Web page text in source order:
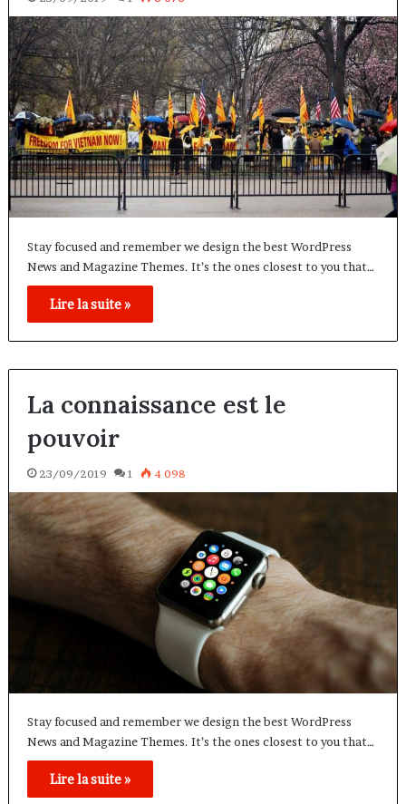
Stay focused and remember we design the best WordPress
News and Magazine Themes. It’s the ones closest to you that…
Lire la suite »
La connaissance est le
pouvoir
23/09/2019 1 4 098
Stay focused and remember we design the best WordPress
News and Magazine Themes. It’s the ones closest to you that…
Lire la suite »